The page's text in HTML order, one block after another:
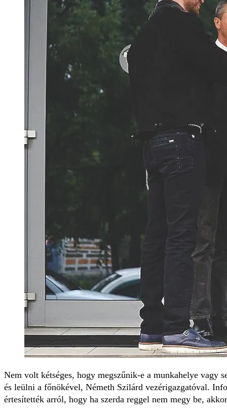
Nem volt kétséges, hogy megszűnik-e a munkahelye vagy
és leülni a főnökével, Németh Szilárd vezérigazgatóval.
értesítették arról, hogy ha szerda reggel nem megy be,